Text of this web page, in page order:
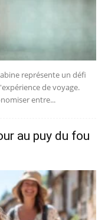
représente un défi
de voyage.
entre...
au puy du fou